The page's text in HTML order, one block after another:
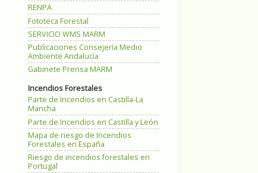
RENPA
Fototeca Forestal
SERVICIO WMS MARM
Publicaciones Consejería Medio
Ambiente Andalucía
Gabinete Prensa MARM
Incendios Forestales
Parte de Incendios en Castilla-La
Mancha
Parte de Incendios en Castilla y León
Mapa de riesgo de Incendios
Forestales en España
Riesgo de incendios forestales en
Portugal